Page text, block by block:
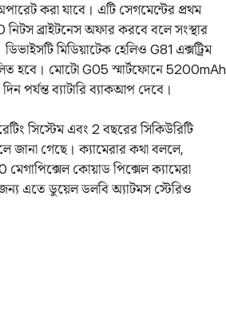
করা যাবে। এটি সেগমেন্টের প্রথম
নিটস ব্রাইটনেস অফার করবে বলে সংস্থার
মিডিয়াটেক হেলিও G81 এক্সট্রিম
হবে। মোটো G05 স্মার্টফোনে 5200mAh
পর্যন্ত ব্যাটারি ব্যাকআপ দেবে।
সিস্টেম এবং 2 বছরের সিকিউরিটি
গেছে। ক্যামেরার কথা বললে,
কোয়াড পিক্সেল ক্যামেরা
এতে ডুয়েল ডলবি অ্যাটমস স্টেরিও